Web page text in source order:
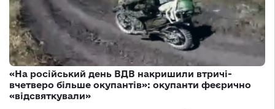
«На російський день ВДВ накришили втричі-
вчетверо більше окупантів»: окупанти феєрично
«відсвяткували»